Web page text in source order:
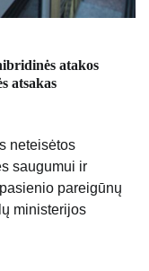
atakos
atsakas
neteisėtos
saugumui ir
pareigūnų
ministerijos